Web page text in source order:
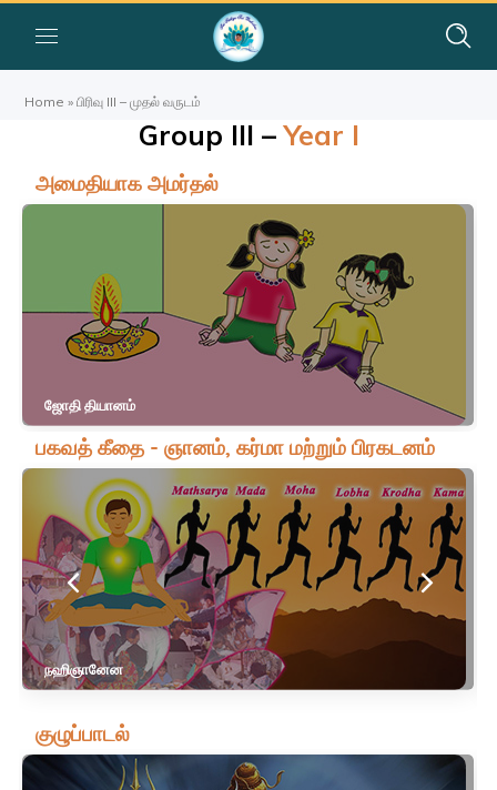
Home »பிரிவு III – முதல் வருடம்
Group III –Year I
அமைதியாக அமர்தல்
ஜோதி தியானம்
பகவத் கீதை - ஞானம், கர்மா மற்றும் பிரகடனம்
நஹிஞானேன
குழுப்பாடல்